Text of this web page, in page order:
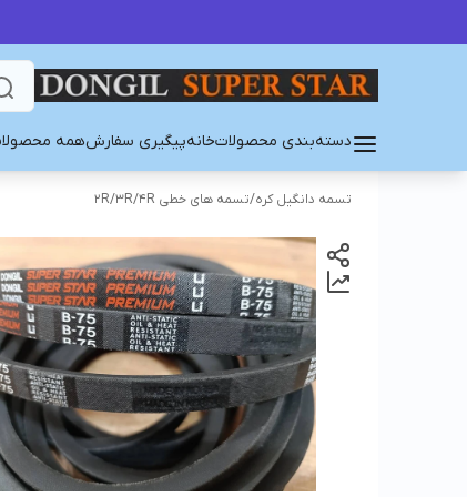
دسته‌بندی محصولاتخانهپیگیری سفارشهمه
تسمه دانگیل کره/تسمه های خطی 2R/3R/4R